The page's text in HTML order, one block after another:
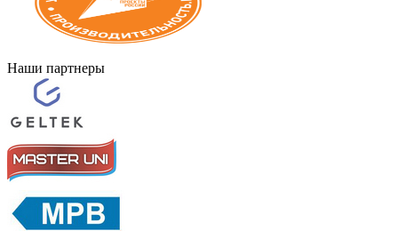
Наши партнеры